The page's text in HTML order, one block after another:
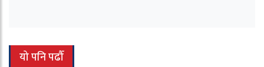
यो पनि पढौँ